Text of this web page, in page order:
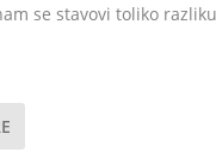
se stavovi toliko